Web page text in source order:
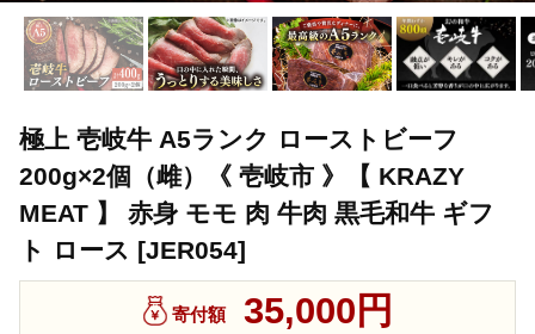
極上 壱岐牛 A5ランク ローストビーフ
200g×2個（雌）《 壱岐市 》【 KRAZY
MEAT 】 赤身 モモ 肉 牛肉 黒毛和牛 ギフ
ト ロース [JER054]
寄付額 35,000円